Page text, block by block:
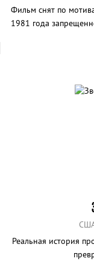
Фильм снят по
1981 года
Реальная история